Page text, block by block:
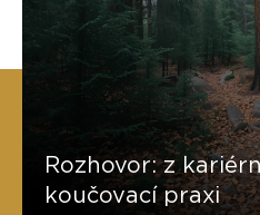
Rozhovor: z
koučovací praxi